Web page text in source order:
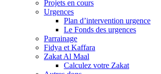
Projets en cours
Urgences
Plan d’intervention urgence
Le Fonds des urgences
Parrainage
Fidya et Kaffara
Zakat Al Maal
Calculez votre Zakat